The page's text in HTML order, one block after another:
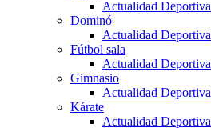
Actualidad Deportiva
Dominó
Actualidad Deportiva
Fútbol sala
Actualidad Deportiva
Gimnasio
Actualidad Deportiva
Kárate
Actualidad Deportiva